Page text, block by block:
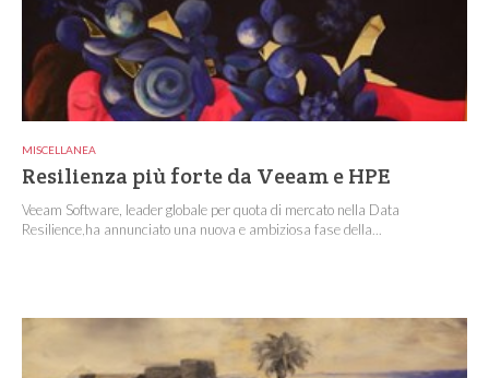
MISCELLANEA
Resilienza più forte da Veeam e HPE
Veeam Software, leader globale per quota di mercato nella Data
Resilience,ha annunciato una nuova e ambiziosa fase della...